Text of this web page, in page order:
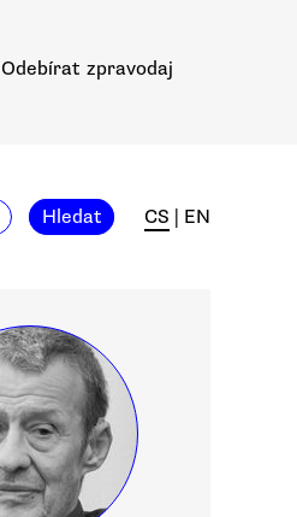
Odebírat zpravodaj
Hledat CS EN